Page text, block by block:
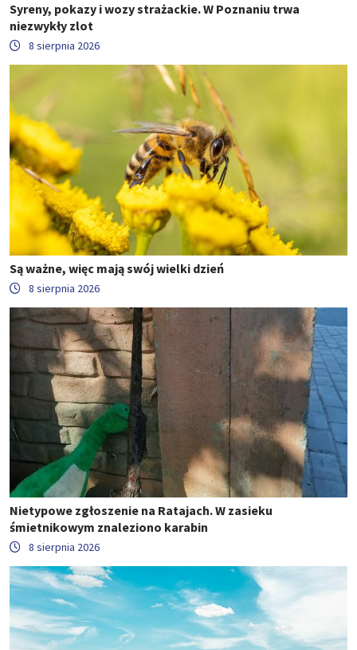
Syreny, pokazy i wozy strażackie. W Poznaniu trwa
niezwykły zlot
8 sierpnia 2026
Są ważne, więc mają swój wielki dzień
8 sierpnia 2026
Nietypowe zgłoszenie na Ratajach. W zasieku
śmietnikowym znaleziono karabin
8 sierpnia 2026